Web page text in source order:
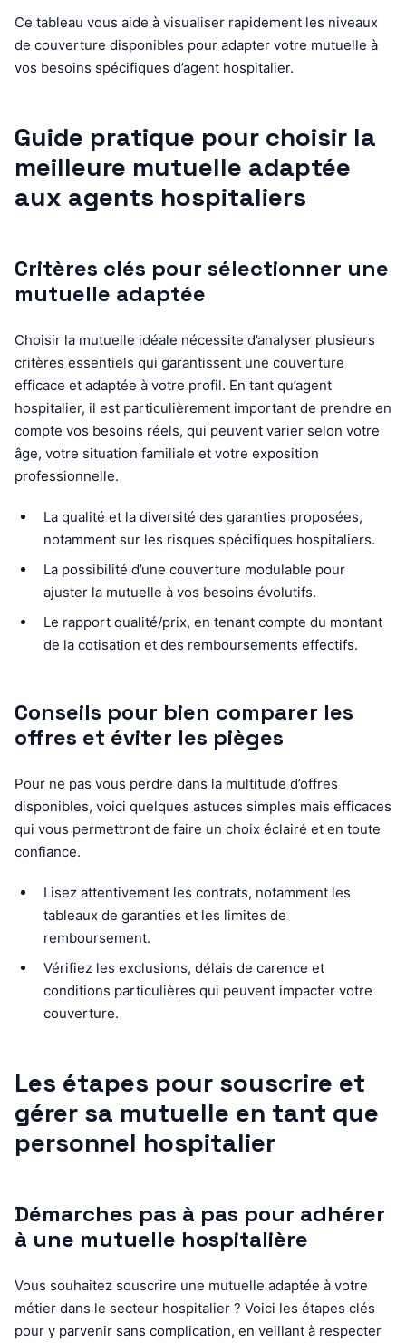
Ce tableau vous aide à visualiser rapidement les niveaux
de couverture disponibles pour adapter votre mutuelle à
vos besoins spécifiques d’agent hospitalier.
Guide pratique pour choisir la
meilleure mutuelle adaptée
aux agents hospitaliers
Critères clés pour sélectionner une
mutuelle adaptée
Choisir la mutuelle idéale nécessite d’analyser plusieurs
critères essentiels qui garantissent une couverture
efficace et adaptée à votre profil. En tant qu’agent
hospitalier, il est particulièrement important de prendre en
compte vos besoins réels, qui peuvent varier selon votre
âge, votre situation familiale et votre exposition
professionnelle.
La qualité et la diversité des garanties proposées,
notamment sur les risques spécifiques hospitaliers.
La possibilité d’une couverture modulable pour
ajuster la mutuelle à vos besoins évolutifs.
Le rapport qualité/prix, en tenant compte du montant
de la cotisation et des remboursements effectifs.
Conseils pour bien comparer les
offres et éviter les pièges
Pour ne pas vous perdre dans la multitude d’offres
disponibles, voici quelques astuces simples mais efficaces
qui vous permettront de faire un choix éclairé et en toute
confiance.
Lisez attentivement les contrats, notamment les
tableaux de garanties et les limites de
remboursement.
Vérifiez les exclusions, délais de carence et
conditions particulières qui peuvent impacter votre
couverture.
Les étapes pour souscrire et
gérer sa mutuelle en tant que
personnel hospitalier
Démarches pas à pas pour adhérer
à une mutuelle hospitalière
Vous souhaitez souscrire une mutuelle adaptée à votre
métier dans le secteur hospitalier ? Voici les étapes clés
pour y parvenir sans complication, en veillant à respecter